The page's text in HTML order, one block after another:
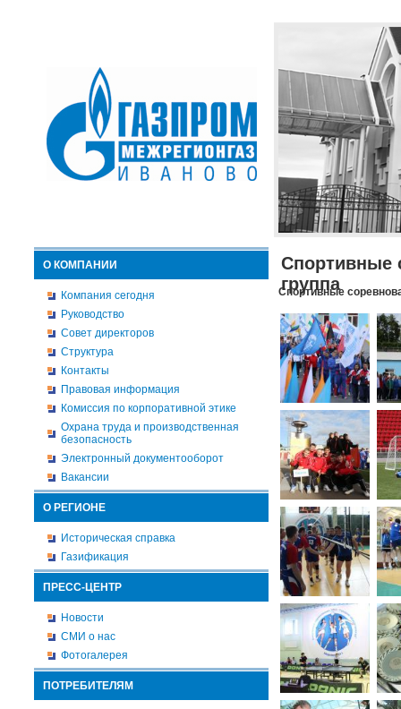
О КОМПАНИИ
Компания сегодня
Руководство
Совет директоров
Структура
Контакты
Правовая информация
Комиссия по корпоративной этике
Охрана труда и производственная
безопасность
Электронный документооборот
Вакансии
О РЕГИОНЕ
Историческая справка
Газификация
ПРЕСС-ЦЕНТР
Новости
СМИ о нас
Фотогалерея
ПОТРЕБИТЕЛЯМ
Спортивные
группа
Спортивные